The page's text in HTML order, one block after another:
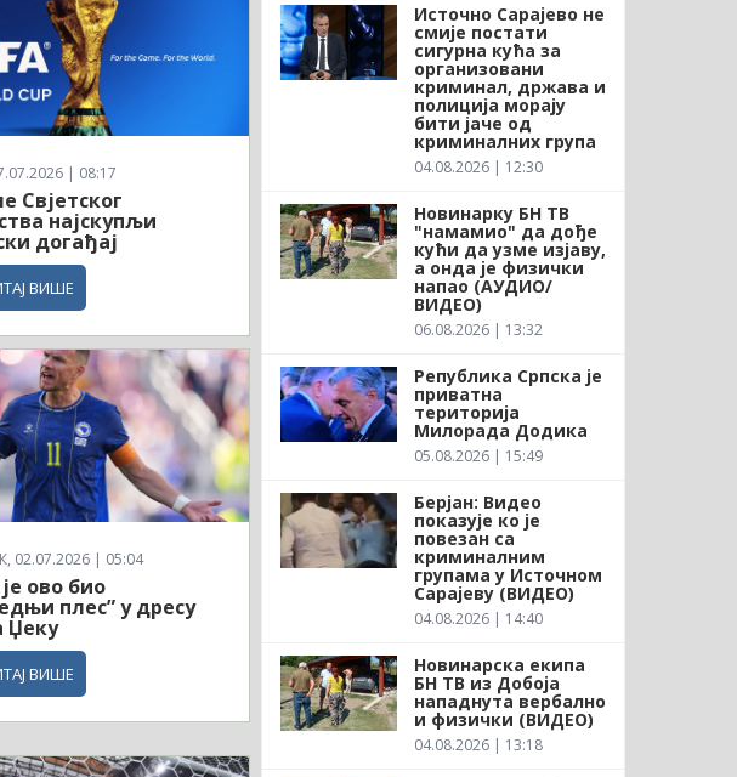
| 08:17
Свјетског
најскупљи
догађај
ВИШЕ
02.07.2026 | 05:04
ово био
плес” у дресу
Џеку
ВИШЕ
Источно Сарајево не
смије постати
сигурна кућа за
организовани
криминал, држава и
полиција морају
бити јаче од
криминалних група
04.08.2026 | 12:30
Новинарку БН ТВ
"намамио" да дође
кући да узме изјаву,
а онда је физички
напао (АУДИО/
ВИДЕО)
06.08.2026 | 13:32
Република Српска је
приватна
територија
Милорада Додика
05.08.2026 | 15:49
Берјан: Видео
показује ко је
повезан са
криминалним
групама у Источном
Сарајеву (ВИДЕО)
04.08.2026 | 14:40
Новинарска екипа
БН ТВ из Добоја
нападнута вербално
и физички (ВИДЕО)
04.08.2026 | 13:18